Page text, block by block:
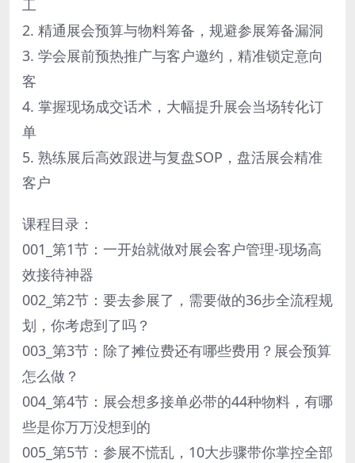
工
2. 精通展会预算与物料筹备，规避参展筹备漏洞
3. 学会展前预热推广与客户邀约，精准锁定意向
客
4. 掌握现场成交话术，大幅提升展会当场转化订
单
5. 熟练展后高效跟进与复盘SOP，盘活展会精准
客户
课程目录：
001_第1节：一开始就做对展会客户管理-现场高
效接待神器
002_第2节：要去参展了，需要做的36步全流程规
划，你考虑到了吗？
003_第3节：除了摊位费还有哪些费用？展会预算
怎么做？
004_第4节：展会想多接单必带的44种物料，有哪
些是你万万没想到的
005_第5节：参展不慌乱，10大步骤带你掌控全部